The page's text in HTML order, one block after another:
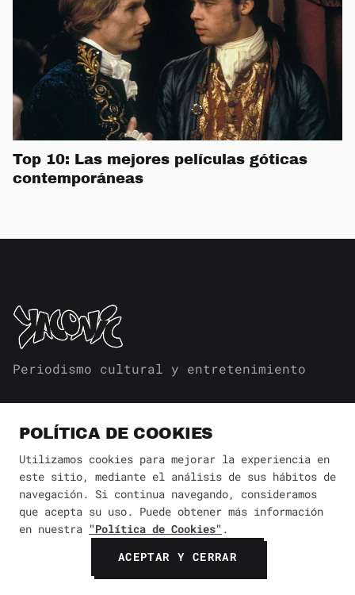
Top 10: Las mejores películas góticas
contemporáneas
Periodismo cultural y entretenimiento
SECCIONES
CULTURA
ESTILO DE VIDA
POLÍTICA DE COOKIES
Utilizamos cookies para mejorar la experiencia en
este sitio, mediante el análisis de sus hábitos de
navegación. Si continua navegando, consideramos
que acepta su uso. Puede obtener más información
en nuestra "Política de Cookies" .
ACEPTAR Y CERRAR